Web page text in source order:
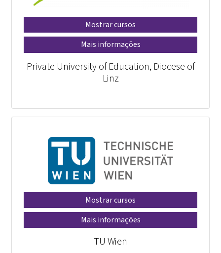
Mostrar cursos
Mais informações
Private University of Education, Diocese of
Linz
Mostrar cursos
Mais informações
TU Wien